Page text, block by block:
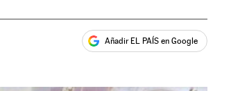
Añadir EL PAÍS en Google